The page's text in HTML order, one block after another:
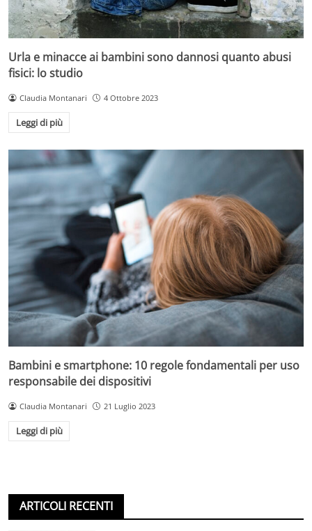
Urla e minacce ai bambini sono dannosi quanto abusi
fisici: lo studio
Claudia Montanari 4 Ottobre 2023
Leggi di più
Bambini e smartphone: 10 regole fondamentali per uso
responsabile dei dispositivi
Claudia Montanari 21 Luglio 2023
Leggi di più
ARTICOLI RECENTI